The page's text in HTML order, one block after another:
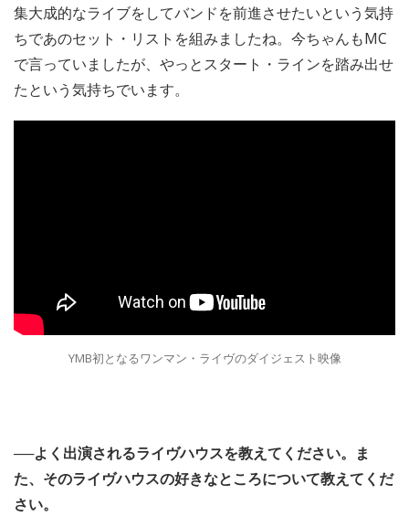
集大成的なライブをしてバンドを前進させたいという気持
ちであのセット・リストを組みましたね。今ちゃんもMC
で言っていましたが、やっとスタート・ラインを踏み出せ
たという気持ちでいます。
YMB初となるワンマン・ライヴのダイジェスト映像
──よく出演されるライヴハウスを教えてください。ま
た、そのライヴハウスの好きなところについて教えてくだ
さい。